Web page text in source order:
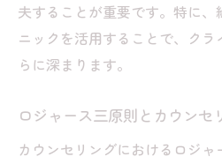
夫することが重要です。特に、
ニックを活用することで、クラ
らに深まります。
ロジャース三原則とカウンセ
カウンセリングにおけるロジ